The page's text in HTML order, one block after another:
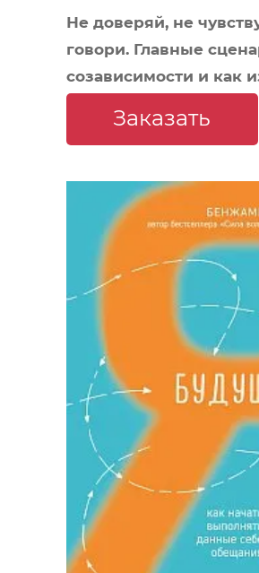
Не доверяй, не
говори. Главные
созависимости и как
Заказать